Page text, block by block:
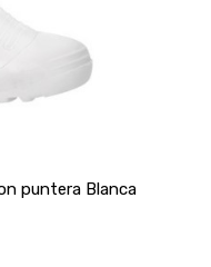
puntera Blanca